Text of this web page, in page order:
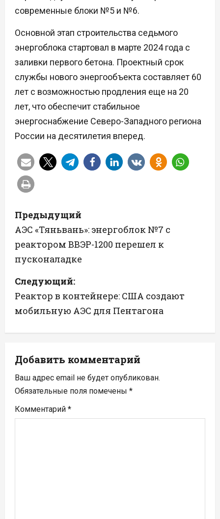
современные блоки №5 и №6.
Основной этап строительства седьмого
энергоблока стартовал в марте 2024 года с
заливки первого бетона. Проектный срок
службы нового энергообъекта составляет 60
лет с возможностью продления еще на 20
лет, что обеспечит стабильное
энергоснабжение Северо-Западного региона
России на десятилетия вперед.
Н
а
в
г
а
ц
и
я
п
о
Предыдущий
АЭС «Тяньвань»: энергоблок №7 с
реактором ВВЭР-1200 перешел к
пусконаладке
Следующий:
Реактор в контейнере: США создают
мобильную АЭС для Пентагона
Добавить комментарий
Ваш адрес email не будет опубликован.
Обязательные поля помечены *
Комментарий *